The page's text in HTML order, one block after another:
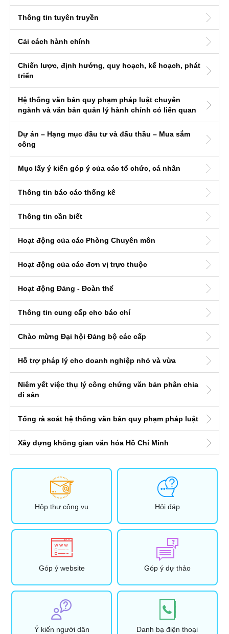
Thông tin tuyên truyền
Cải cách hành chính
Chiến lược, định hướng, quy hoạch, kế hoạch, phát
triển
Hệ thống văn bản quy phạm pháp luật chuyên
ngành và văn bản quản lý hành chính có liên quan
Dự án – Hạng mục đầu tư và đấu thầu – Mua sắm
công
Mục lấy ý kiến góp ý của các tổ chức, cá nhân
Thông tin báo cáo thống kê
Thông tin cần biết
Hoạt động của các Phòng Chuyên môn
Hoạt động của các đơn vị trực thuộc
Hoạt động Đảng - Đoàn thể
Thông tin cung cấp cho báo chí
Chào mừng Đại hội Đảng bộ các cấp
Hỗ trợ pháp lý cho doanh nghiệp nhỏ và vừa
Niêm yết việc thụ lý công chứng văn bản phân chia
di sản
Tổng rà soát hệ thống văn bản quy phạm pháp luật
Xây dựng không gian văn hóa Hồ Chí Minh
Hộp thư công vụ Hỏi đáp
Góp ý website Góp ý dự thảo
Ý kiến người dân Danh bạ điện thoại